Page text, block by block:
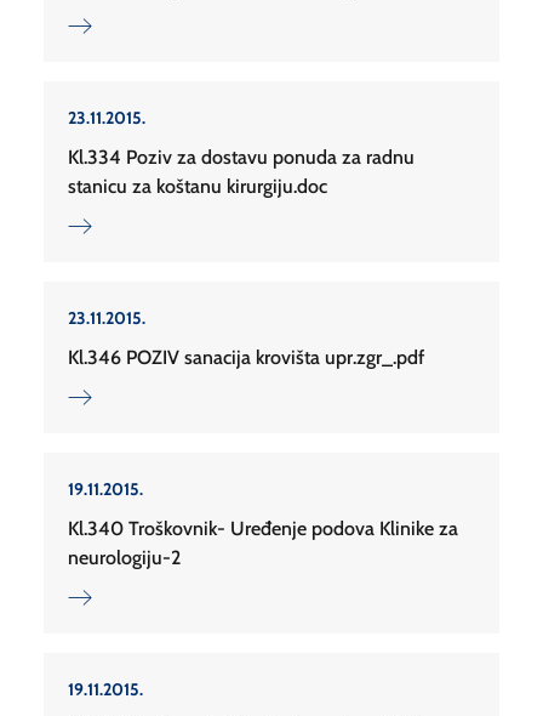
23.11.2015.
Kl.334 Poziv za dostavu ponuda za radnu
stanicu za koštanu kirurgiju.doc
23.11.2015.
Kl.346 POZIV sanacija krovišta upr.zgr_.pdf
19.11.2015.
Kl.340 Troškovnik- Uređenje podova Klinike za
neurologiju-2
19.11.2015.